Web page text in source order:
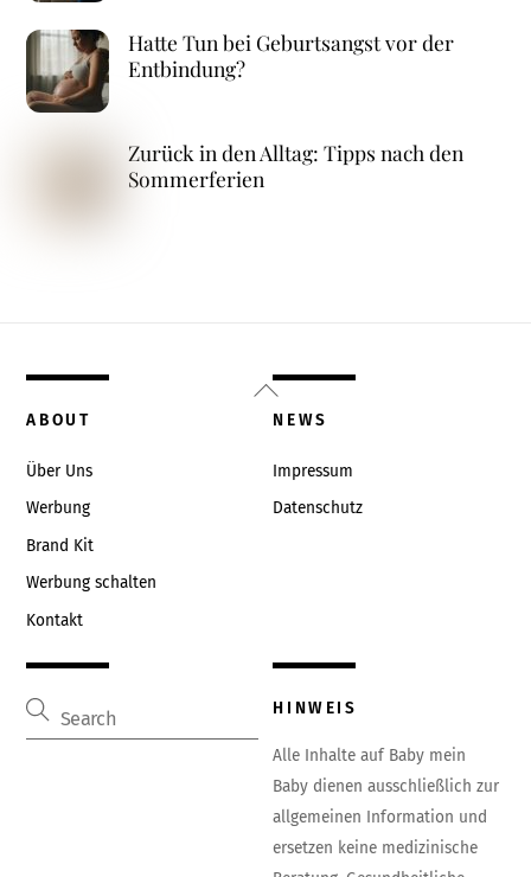
Hatte Tun bei Geburtsangst vor der
Entbindung?
Zurück in den Alltag: Tipps nach den
Sommerferien
Back
To
ABOUT
Über Uns
Werbung
Brand Kit
Werbung schalten
Kontakt
NEWS
Impressum
Datenschutz
HINWEIS
Alle Inhalte auf Baby mein
Baby dienen ausschließlich zur
allgemeinen Information und
ersetzen keine medizinische